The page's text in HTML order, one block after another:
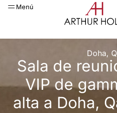
Menú
Doha,
Sala de
VIP de
alta a Doha,